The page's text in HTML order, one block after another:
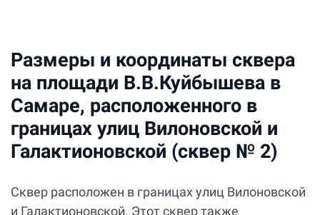
Размеры и координаты сквера
на площади В.В.Куйбышева в
Самаре, расположенного в
границах улиц Вилоновской и
Галактионовской (сквер № 2)
Сквер расположен в границах улиц Вилоновской
и Галактионовской. Этот сквер также